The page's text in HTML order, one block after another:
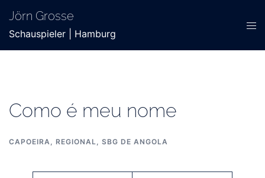
Inhalt
springen
Jörn Grosse
Schauspieler | Hamburg
Como é meu nome
CAPOEIRA, REGIONAL, SBG DE ANGOLA